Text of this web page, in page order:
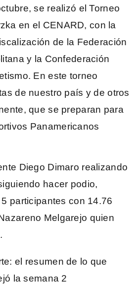
se realizó el Torneo
en el CENARD, con la
de la Federación
y la Confederación
En este torneo
de nuestro país y de otros
que se preparan para
Panamericanos
Diego Dimaro realizando
hacer podio,
participantes con 14.76
Melgarejo quien